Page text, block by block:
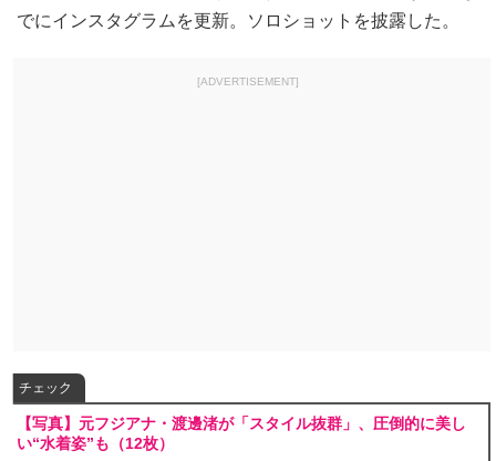
でにインスタグラムを更新。ソロショットを披露した。
[ADVERTISEMENT]
チェック
【写真】元フジアナ・渡邊渚が「スタイル抜群」、圧倒的に美し
い“水着姿”も（12枚）